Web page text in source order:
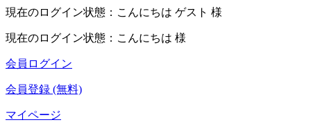
現在のログイン状態：こんにちは ゲスト 様
現在のログイン状態：こんにちは 様
会員ログイン
会員登録 (無料)
マイページ